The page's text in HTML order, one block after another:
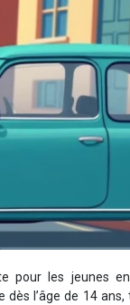
pour les jeunes
l’âge de 14 ans,